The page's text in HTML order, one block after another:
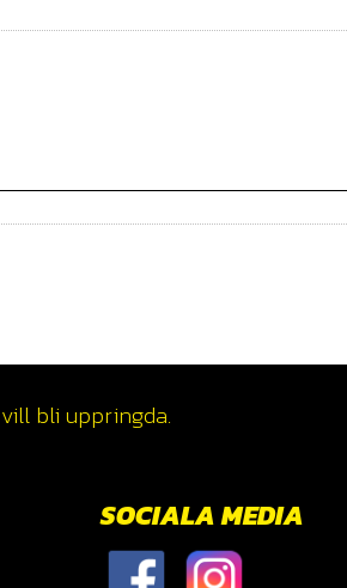
bli uppringda.
SOCIALA MEDIA